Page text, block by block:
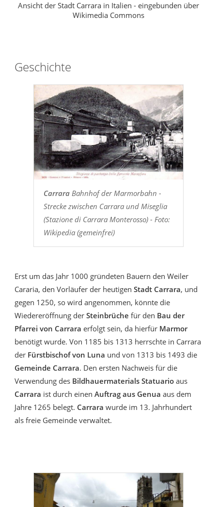
Ansicht der Stadt Carrara in Italien - eingebunden über
Wikimedia Commons
Geschichte
CarraraBahnhof der Marmorbahn -
Strecke zwischen Carrara und Miseglia
(Stazione di Carrara Monterosso) - Foto:
Wikipedia (gemeinfrei)
Erst um das Jahr 1000 gründeten Bauern den Weiler
Cararia, den Vorläufer der heutigen Stadt Carrara, und
gegen 1250, so wird angenommen, könnte die
Wiedereröffnung der Steinbrüche für den Bau der
Pfarrei von Carrara erfolgt sein, da hierfür Marmor
benötigt wurde. Von 1185 bis 1313 herrschte in Carrara
der Fürstbischof von Luna und von 1313 bis 1493 die
Gemeinde Carrara. Den ersten Nachweis für die
Verwendung des Bildhauermaterials Statuario aus
Carrara ist durch einen Auftrag aus Genua aus dem
Jahre 1265 belegt. Carrara wurde im 13. Jahrhundert
als freie Gemeinde verwaltet.